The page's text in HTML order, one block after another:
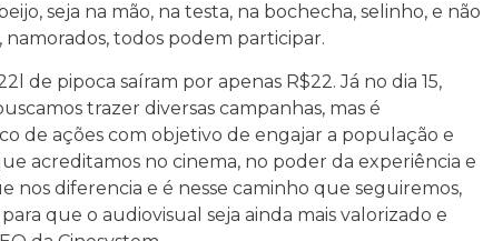
seja na mão, na testa, na bochecha, selinho, e não
namorados, todos podem participar.
de pipoca saíram por apenas R$22. Já no dia 15,
trazer diversas campanhas, mas é
de ações com objetivo de engajar a população e
acreditamos no cinema, no poder da experiência e
nos diferencia e é nesse caminho que seguiremos,
que o audiovisual seja ainda mais valorizado e